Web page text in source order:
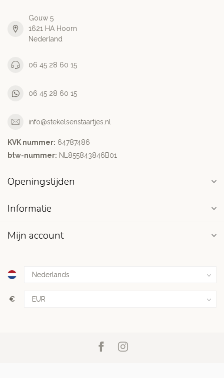
Gouw 5
1621 HA Hoorn
Nederland
06 45 28 60 15
06 45 28 60 15
info@stekelsenstaartjes.nl
KVK nummer: 64787486
btw-nummer: NL855843846B01
Openingstijden
Informatie
Mijn account
€